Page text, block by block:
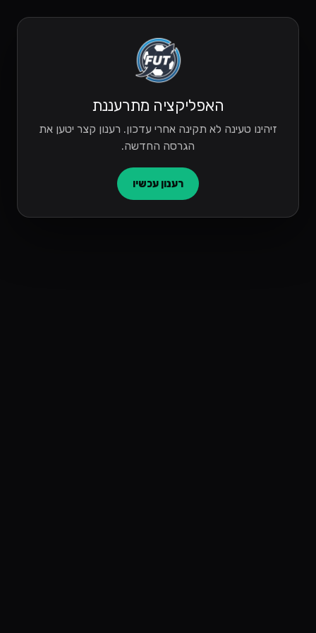
האפליקציה מתרעננת
זיהינו טעינה לא תקינה אחרי עדכון. רענון קצר יטען את
הגרסה החדשה.
רענון עכשיו